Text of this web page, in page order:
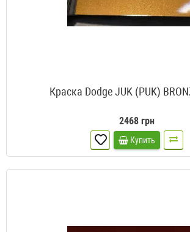
Краска Dodge JUK (PUK)
2468 грн
Купить